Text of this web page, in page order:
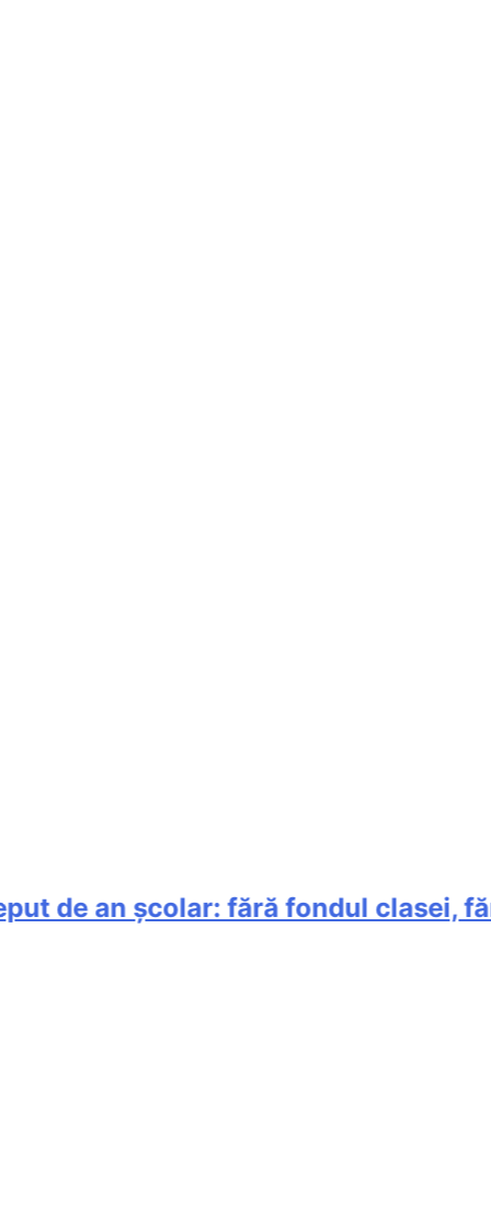
de an școlar: fără fondul clasei, fără